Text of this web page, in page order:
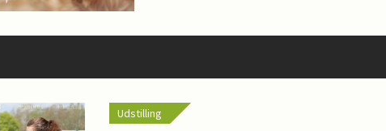
Udstilling